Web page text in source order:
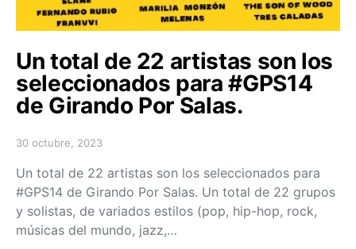
Un total de 22 artistas son los
seleccionados para #GPS14
de Girando Por Salas.
Posted on
30 octubre, 2023
Un total de 22 artistas son los seleccionados para
#GPS14 de Girando Por Salas. Un total de 22 grupos
y solistas, de variados estilos (pop, hip-hop, rock,
músicas del mundo, jazz,…